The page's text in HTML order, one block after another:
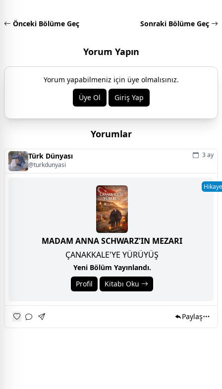
Önceki Bölüme Geç Sonraki Bölüme Geç
Yorum Yapın
Yorum yapabilmeniz için üye olmalısınız.
Üye Ol
Giriş Yap
Yorumlar
Türk Dünyası
@turkdunyasi
3 ay
MADAM ANNA SCHWARZ'IN MEZARI
ÇANAKKALE'YE YÜRÜYÜŞ
Yeni Bölüm Yayınlandı.
Profil
Kitabı Oku
Paylaş